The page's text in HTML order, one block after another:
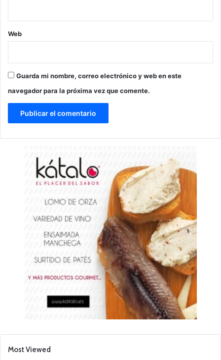
Web
Guarda mi nombre, correo electrónico y web en este
navegador para la próxima vez que comente.
Most Viewed